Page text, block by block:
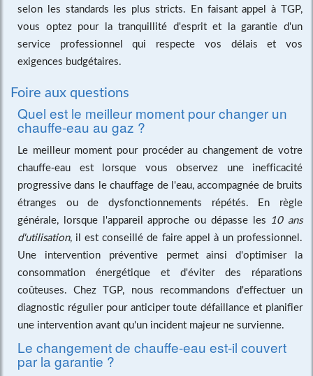
selon les standards les plus stricts. En faisant appel à TGP,
vous optez pour la tranquillité d'esprit et la garantie d'un
service professionnel qui respecte vos délais et vos
exigences budgétaires.
Foire aux questions
Quel est le meilleur moment pour changer un
chauffe-eau au gaz ?
Le meilleur moment pour procéder au changement de votre
chauffe-eau est lorsque vous observez une inefficacité
progressive dans le chauffage de l'eau, accompagnée de bruits
étranges ou de dysfonctionnements répétés. En règle
générale, lorsque l'appareil approche ou dépasse les 10 ans
d'utilisation, il est conseillé de faire appel à un professionnel.
Une intervention préventive permet ainsi d'optimiser la
consommation énergétique et d'éviter des réparations
coûteuses. Chez TGP, nous recommandons d'effectuer un
diagnostic régulier pour anticiper toute défaillance et planifier
une intervention avant qu'un incident majeur ne survienne.
Le changement de chauffe-eau est-il couvert
par la garantie ?